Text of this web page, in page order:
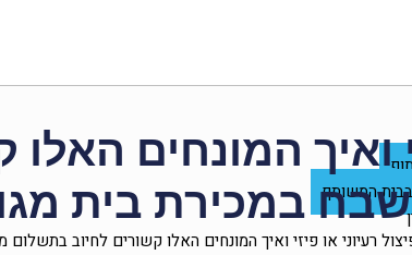
בבית המשותף
ואיך המונחים
שבח במכירת בית
רעיוני או פיזי ואיך המונחים האלו קשורים לחיוב